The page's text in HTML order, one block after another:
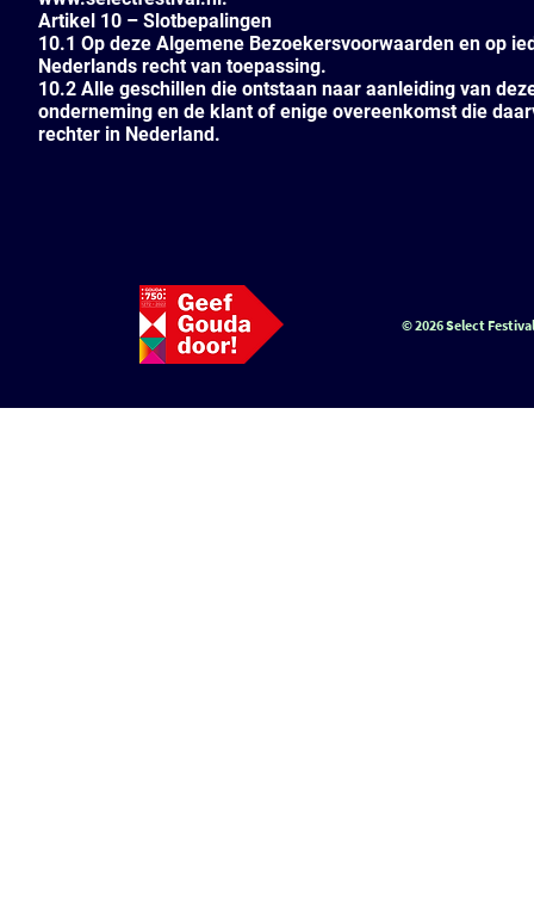
Artikel 10 – Slotbepalingen
10.1 Op deze Algemene Bezoekersvoorwaarden en op
Nederlands recht van toepassing.
10.2 Alle geschillen die ontstaan naar aanleiding van
onderneming en de klant of enige overeenkomst die
rechter in Nederland.
© 2026 Select Festival